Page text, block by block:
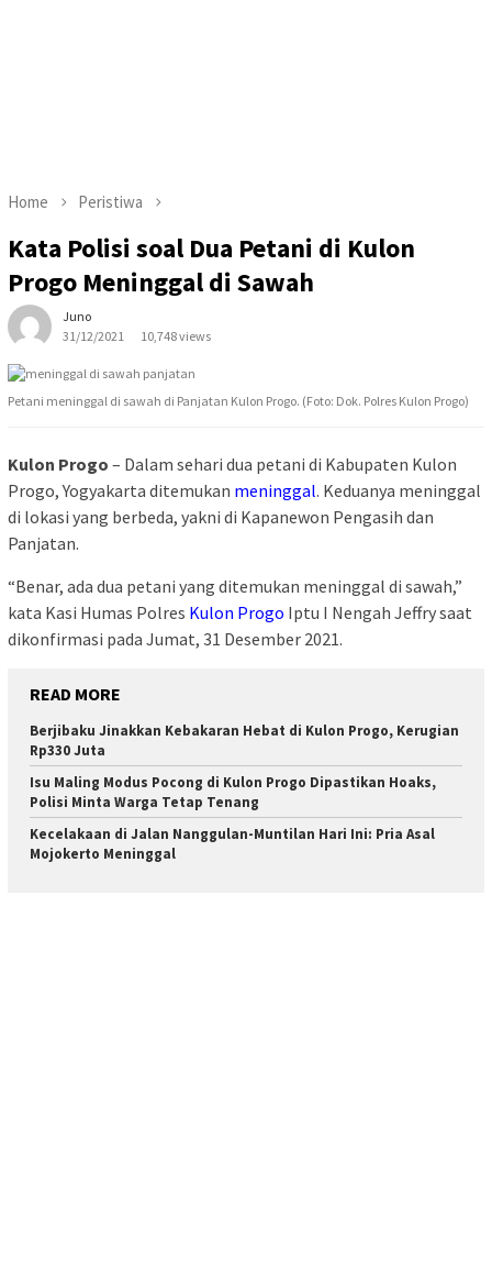
Home Peristiwa
Kata Polisi soal Dua Petani di Kulon
Progo Meninggal di Sawah
Juno
31/12/2021
10,748 views
Petani meninggal di sawah di Panjatan Kulon Progo. (Foto: Dok. Polres Kulon Progo)
Kulon Progo – Dalam sehari dua petani di Kabupaten Kulon
Progo, Yogyakarta ditemukan meninggal. Keduanya meninggal
di lokasi yang berbeda, yakni di Kapanewon Pengasih dan
Panjatan.
“Benar, ada dua petani yang ditemukan meninggal di sawah,”
kata Kasi Humas Polres Kulon Progo Iptu I Nengah Jeffry saat
dikonfirmasi pada Jumat, 31 Desember 2021.
READ MORE
Berjibaku Jinakkan Kebakaran Hebat di Kulon Progo, Kerugian
Rp330 Juta
Isu Maling Modus Pocong di Kulon Progo Dipastikan Hoaks,
Polisi Minta Warga Tetap Tenang
Kecelakaan di Jalan Nanggulan-Muntilan Hari Ini: Pria Asal
Mojokerto Meninggal